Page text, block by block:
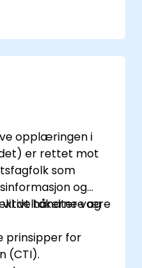
opplæringen i
er rettet mot
som
og
håndtere og
deltakerne være
prinsipper for
(CTI).